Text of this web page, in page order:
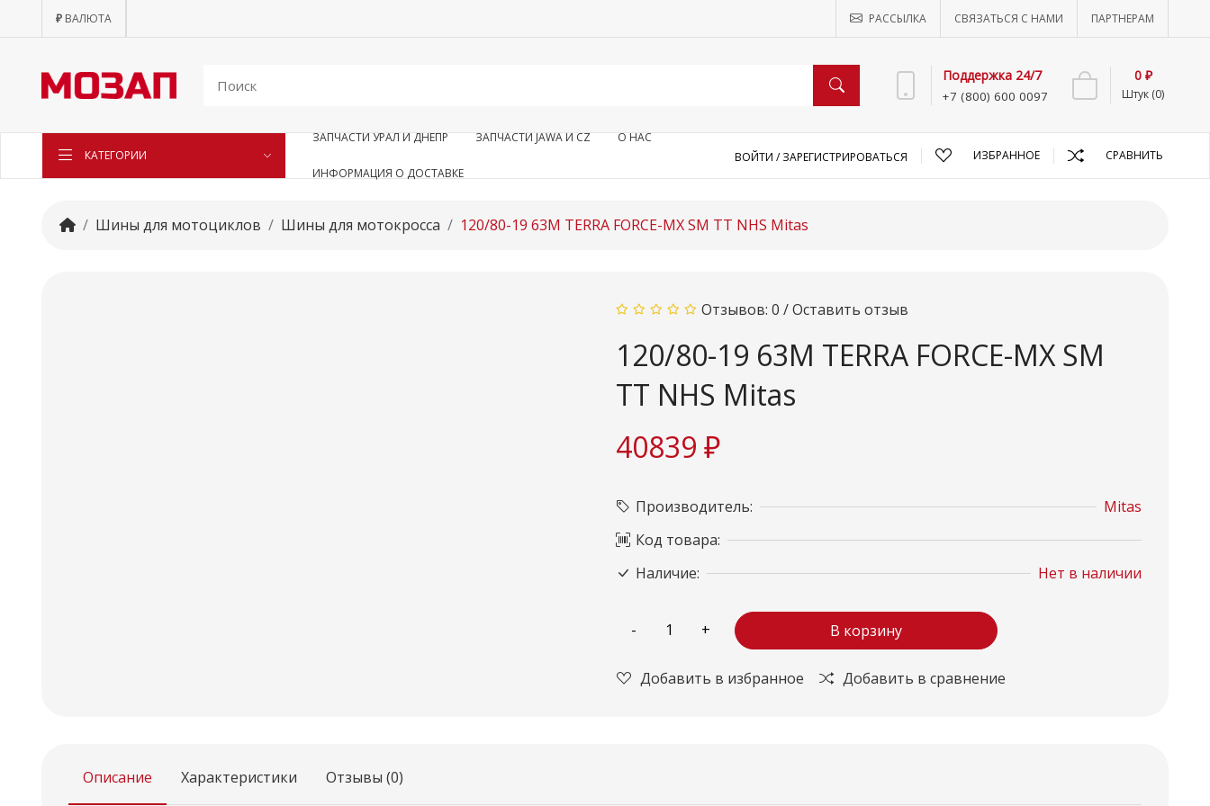
₽ ВАЛЮТА РАССЫЛКА СВЯЗАТЬСЯ С НАМИ ПАРТНЕРАМ
Поддержка 24/7
+7 (800) 600 0097 Штук (0)
0 ₽
КАТЕГОРИИ
ЗАПЧАСТИ УРАЛ И ДНЕПР ЗАПЧАСТИ JAWA И CZ О НАС
ИНФОРМАЦИЯ О ДОСТАВКЕ
ВОЙТИ /ЗАРЕГИСТРИРОВАТЬСЯ ИЗБРАННОЕ СРАВНИТЬ
Шины для мотоциклов Шины для мотокросса 120/80-19 63M TERRA FORCE-MX SM TT NHS Mitas
Отзывов: 0 /Оставить отзыв
120/80-19 63M TERRA FORCE-MX SM
TT NHS Mitas
40839 ₽
Производитель:
Mitas
Код товара:
Наличие:
Нет в наличии
В корзину
Добавить в избранное Добавить в сравнение
Описание Характеристики Отзывы (0)